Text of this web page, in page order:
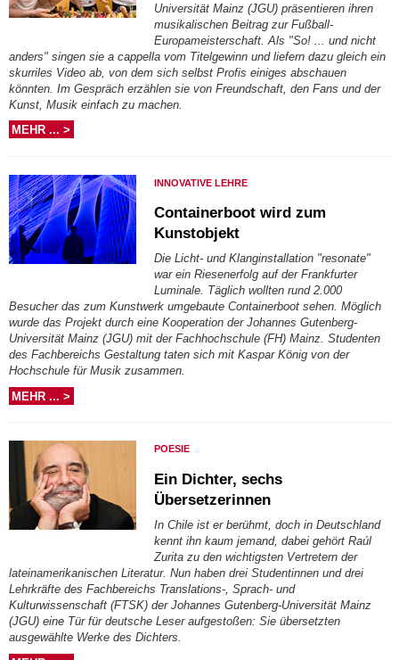
Universität Mainz (JGU) präsentieren ihren
musikalischen Beitrag zur Fußball-
Europameisterschaft. Als "So! ... und nicht
anders" singen sie a cappella vom Titelgewinn und liefern dazu gleich ein
skurriles Video ab, von dem sich selbst Profis einiges abschauen
könnten. Im Gespräch erzählen sie von Freundschaft, den Fans und der
Kunst, Musik einfach zu machen.
MEHR ... >
INNOVATIVE LEHRE
Containerboot wird zum
Kunstobjekt
Die Licht- und Klanginstallation "resonate"
war ein Riesenerfolg auf der Frankfurter
Luminale. Täglich wollten rund 2.000
Besucher das zum Kunstwerk umgebaute Containerboot sehen. Möglich
wurde das Projekt durch eine Kooperation der Johannes Gutenberg-
Universität Mainz (JGU) mit der Fachhochschule (FH) Mainz. Studenten
des Fachbereichs Gestaltung taten sich mit Kaspar König von der
Hochschule für Musik zusammen.
MEHR ... >
POESIE
Ein Dichter, sechs
Übersetzerinnen
In Chile ist er berühmt, doch in Deutschland
kennt ihn kaum jemand, dabei gehört Raúl
Zurita zu den wichtigsten Vertretern der
lateinamerikanischen Literatur. Nun haben drei Studentinnen und drei
Lehrkräfte des Fachbereichs Translations-, Sprach- und
Kulturwissenschaft (FTSK) der Johannes Gutenberg-Universität Mainz
(JGU) eine Tür für deutsche Leser aufgestoßen: Sie übersetzten
ausgewählte Werke des Dichters.